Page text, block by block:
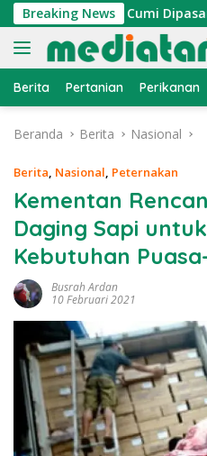
Langsung
ke
konten
Breaking News
Cumi Dipasang di
Berita Pertanian Perikanan
Beranda Berita Nasional
Berita, Nasional, Peternakan
Kementan
Daging Sapi
Kebutuhan
Busrah Ardan
10 Februari 2021